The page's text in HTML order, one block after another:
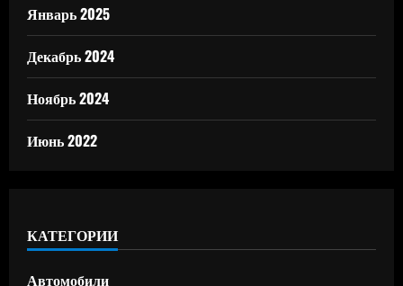
Январь 2025
Декабрь 2024
Ноябрь 2024
Июнь 2022
КАТЕГОРИИ
Автомобили